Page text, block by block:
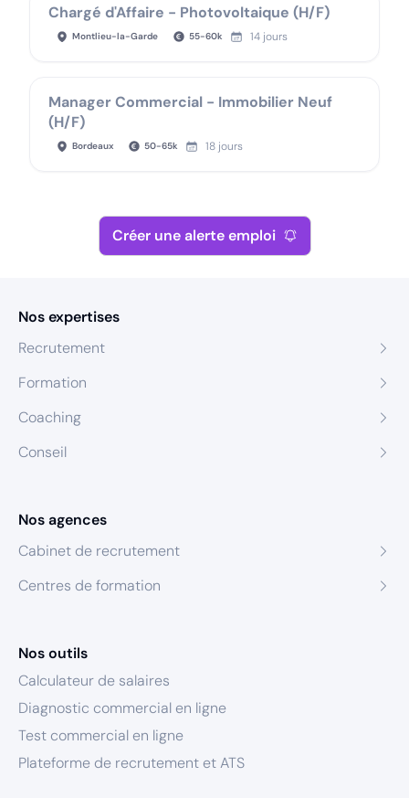
Chargé d'Affaire - Photovoltaique (H/F)
Montlieu-la-Garde 55-60k 14 jours
Manager Commercial - Immobilier Neuf
(H/F)
Bordeaux 50-65k 18 jours
Créer une alerte emploi
Nos expertises
Recrutement
Formation
Coaching
Conseil
Nos agences
Cabinet de recrutement
Centres de formation
Nos outils
Calculateur de salaires
Diagnostic commercial en ligne
Test commercial en ligne
Plateforme de recrutement et ATS